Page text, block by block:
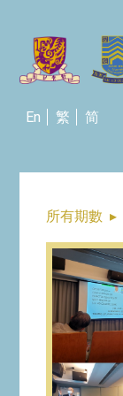
En 繁 简
所有期數 ▸